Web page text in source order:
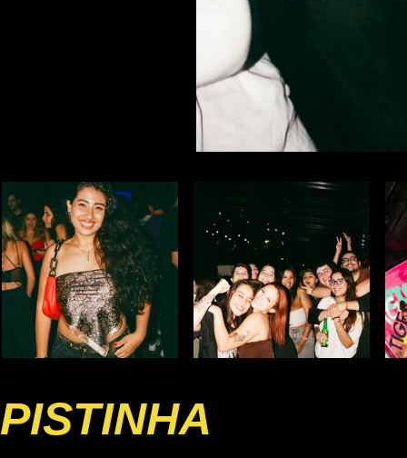
PISTINHA